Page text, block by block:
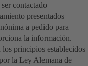
contactado
presentados
a pedido para
la información.
principios establecidos
la Ley Alemana de